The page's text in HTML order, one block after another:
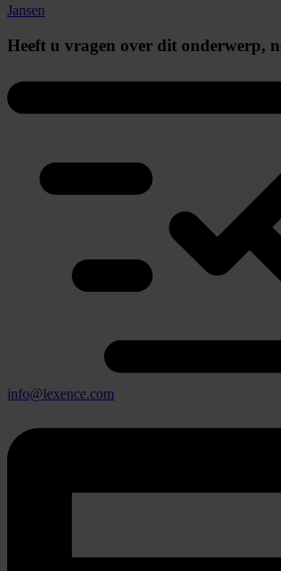
Jansen
Heeft u vragen over dit onderwerp,
info@lexence.com